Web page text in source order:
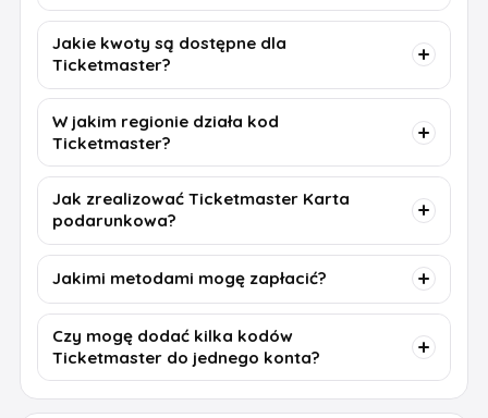
Jakie kwoty są dostępne dla
Ticketmaster?
W jakim regionie działa kod
Ticketmaster?
Jak zrealizować Ticketmaster Karta
podarunkowa?
Jakimi metodami mogę zapłacić?
Czy mogę dodać kilka kodów
Ticketmaster do jednego konta?